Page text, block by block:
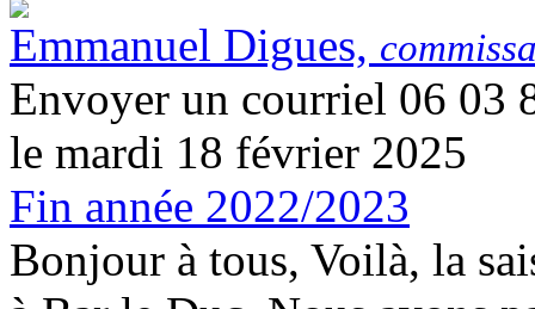
Emmanuel Digues,
Envoyer un courriel 06 03
le mardi 18 février 2025
Fin année 2022/2023
Bonjour à tous, Voilà, la